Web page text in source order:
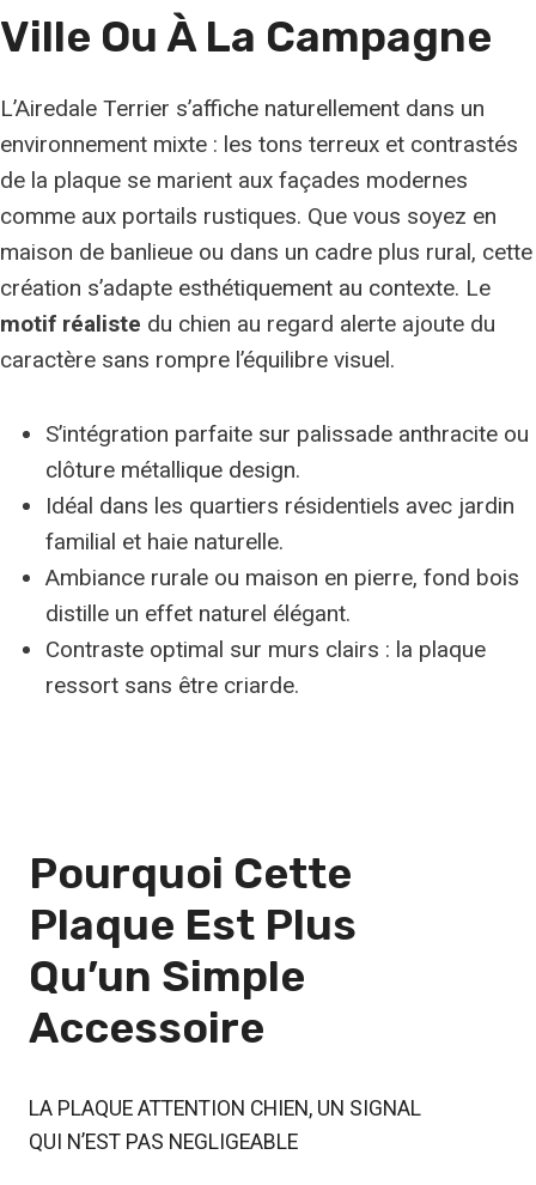
Ville Ou À La Campagne
L’Airedale Terrier s’affiche naturellement dans un
environnement mixte : les tons terreux et contrastés
de la plaque se marient aux façades modernes
comme aux portails rustiques. Que vous soyez en
maison de banlieue ou dans un cadre plus rural, cette
création s’adapte esthétiquement au contexte. Le
motif réaliste du chien au regard alerte ajoute du
caractère sans rompre l’équilibre visuel.
S’intégration parfaite sur palissade anthracite ou
clôture métallique design.
Idéal dans les quartiers résidentiels avec jardin
familial et haie naturelle.
Ambiance rurale ou maison en pierre, fond bois
distille un effet naturel élégant.
Contraste optimal sur murs clairs : la plaque
ressort sans être criarde.
Pourquoi Cette
Plaque Est Plus
Qu’un Simple
Accessoire
LA PLAQUE ATTENTION CHIEN, UN SIGNAL
QUI N’EST PAS NEGLIGEABLE